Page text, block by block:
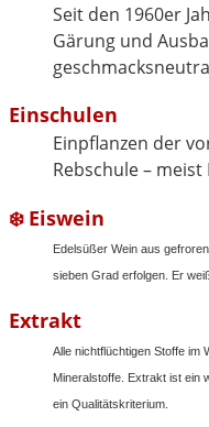
Seit den 1960er
Gärung und
Einschulen
Einpflanzen der
Rebschule –
❄️ Eiswein
Edelsüßer Wein aus
sieben Grad erfolgen. Er
Extrakt
Alle nichtflüchtigen Stoffe im
Mineralstoffe. Extrakt ist ein
ein Qualitätskriterium.